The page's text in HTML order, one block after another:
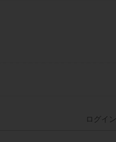
ログイン